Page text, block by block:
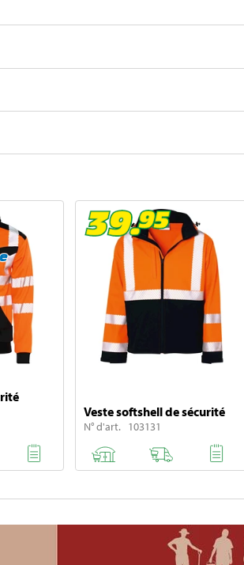
Veste softshell de sécurité
N° d'art. 103131